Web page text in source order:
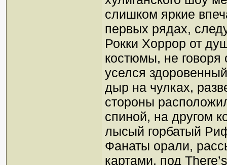
слишком яркие
первых рядах,
Рокки Хоррор от
костюмы, не говоря
уселся
дыр на чулках,
стороны
спиной, на другом
лысый горбатый
Фанаты орали,
картами, под